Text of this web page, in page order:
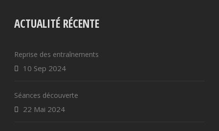
ACTUALITÉ RÉCENTE
Reprise des entraînements
10 Sep 2024
Séances découverte
22 Mai 2024